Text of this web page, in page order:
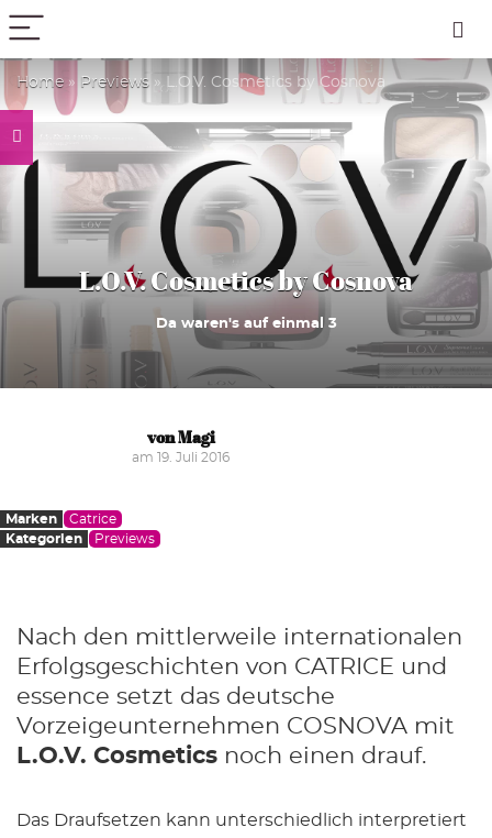
PICK COLOR
Home » Previews » L.O.V. Cosmetics by Cosnova
L.O.V. Cosmetics by Cosnova
Da waren's auf einmal 3
von Magi
am 19. Juli 2016
Marken
Catrice
Kategorien
Previews
Nach den mittlerweile internationalen
Erfolgsgeschichten von CATRICE und
essence setzt das deutsche
Vorzeigeunternehmen COSNOVA mit
L.O.V. Cosmetics noch einen drauf.
Das Draufsetzen kann unterschiedlich interpretiert